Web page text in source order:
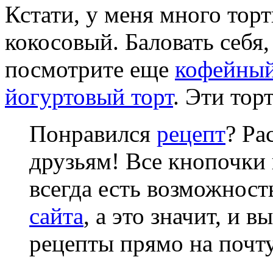
Кстати, у меня много
кокосовый. Баловать
посмотрите еще
йогуртовый торт. Эти
Понравился рецепт?
друзьям! Все кнопочки
всегда есть
сайта, а это значит, и
рецепты прямо на